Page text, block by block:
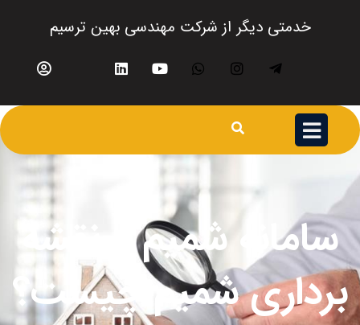
خدمتی دیگر از شرکت مهندسی بهین ترسیم
سامانه شمیم و نقشه
برداری شمیم چیست؟